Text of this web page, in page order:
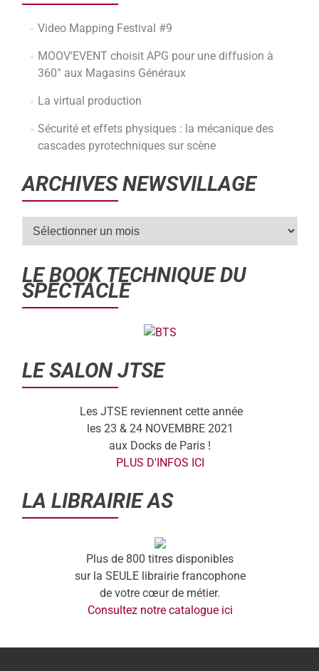
Video Mapping Festival #9
MOOV’EVENT choisit APG pour une diffusion à
360° aux Magasins Généraux
La virtual production
Sécurité et effets physiques : la mécanique des
cascades pyrotechniques sur scène
ARCHIVES NEWSVILLAGE
LE BOOK TECHNIQUE DU
SPECTACLE
LE SALON JTSE
Les JTSE reviennent cette année
les 23 & 24 NOVEMBRE 2021
aux Docks de Paris !
PLUS D'INFOS ICI
LA LIBRAIRIE AS
Plus de 800 titres disponibles
sur la SEULE librairie francophone
de votre cœur de métier.
Consultez notre catalogue ici